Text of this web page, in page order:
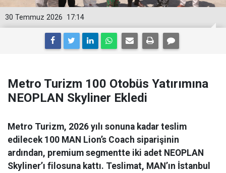
17:14
30 Temmuz 2026
Metro Turizm 100 Otobüs Yatırımına
NEOPLAN Skyliner Ekledi
Metro Turizm, 2026 yılı sonuna kadar teslim
edilecek 100 MAN Lion’s Coach siparişinin
ardından, premium segmentte iki adet NEOPLAN
Skyliner’ı filosuna kattı. Teslimat, MAN’ın İstanbul